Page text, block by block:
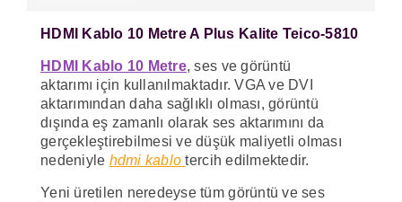
HDMI Kablo 10 Metre A Plus Kalite Teico-5810
HDMI Kablo 10 Metre, ses ve görüntü
aktarımı için kullanılmaktadır. VGA ve DVI
aktarımından daha sağlıklı olması, görüntü
dışında eş zamanlı olarak ses aktarımını da
gerçekleştirebilmesi ve düşük maliyetli olması
nedeniyle hdmi kablo tercih edilmektedir.
Yeni üretilen neredeyse tüm görüntü ve ses